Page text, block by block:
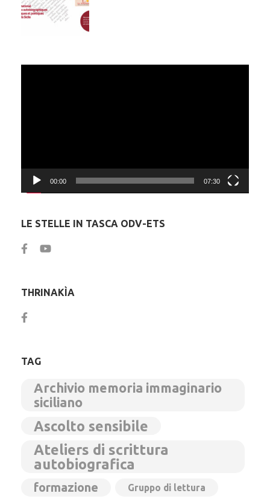
00:00 07:30
LE STELLE IN TASCA ODV-ETS
THRINAKÌA
TAG
Archivio memoria immaginario
siciliano
Ascolto sensibile
Ateliers di scrittura
autobiografica
formazione Gruppo di lettura